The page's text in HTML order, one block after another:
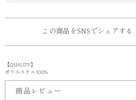
この商品をSNSでシェアする
【QUALITY】
ポリエステル 100%
商品レビュー